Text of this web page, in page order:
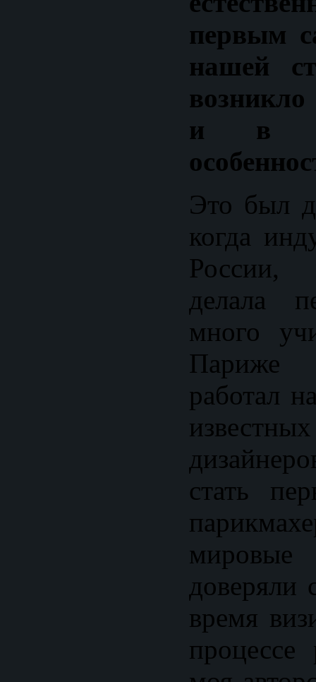
первым
нашей
и в
Это был
когда
России,
делала
много
Париже
работал
стать
доверяли
время
процессе